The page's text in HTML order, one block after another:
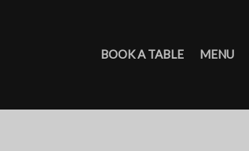
BOOK A TABLE MENU